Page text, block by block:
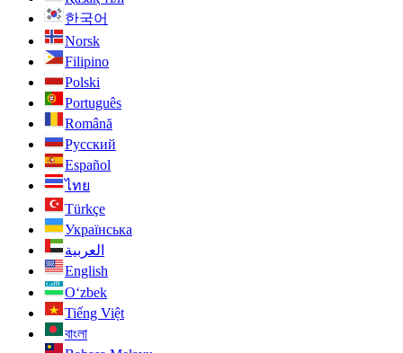
한국어
Norsk
Filipino
Polski
Português
Română
Русский
Español
ไทย
Türkçe
Українська
العربية
English
O‘zbek
Tiếng Việt
বাংলা